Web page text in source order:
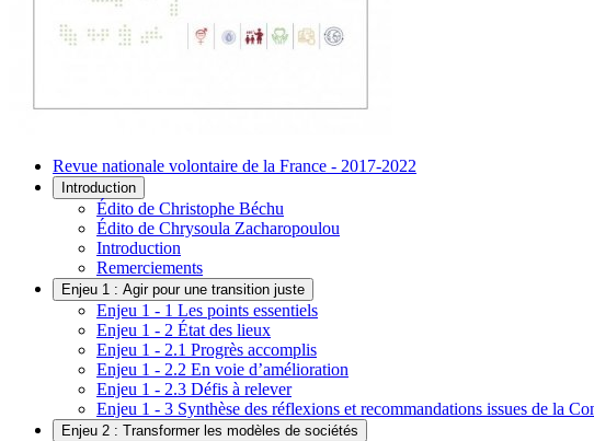
Revue nationale volontaire de la France - 2017-2022
Introduction
Édito de Christophe Béchu
Édito de Chrysoula Zacharopoulou
Introduction
Remerciements
Enjeu 1 : Agir pour une transition juste
Enjeu 1 - 1 Les points essentiels
Enjeu 1 - 2 État des lieux
Enjeu 1 - 2.1 Progrès accomplis
Enjeu 1 - 2.2 En voie d’amélioration
Enjeu 1 - 2.3 Défis à relever
Enjeu 1 - 3 Synthèse des réflexions et recommandations issues de la
Enjeu 2 : Transformer les modèles de sociétés